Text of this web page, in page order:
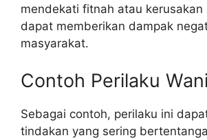
mendekati fitnah atau kerusakan
dapat memberikan dampak
masyarakat.
Contoh Perilaku
Sebagai contoh, perilaku ini
tindakan yang sering